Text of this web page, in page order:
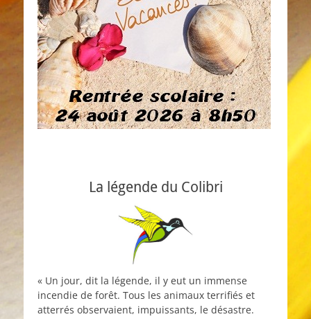
La légende du Colibri
« Un jour, dit la légende, il y eut un immense
incendie de forêt. Tous les animaux terrifiés et
atterrés observaient, impuissants, le désastre.